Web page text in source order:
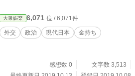
大衆娯楽 6,071 位 / 6,071件
外交 政治 現代日本
金持ち
感想数 0
文字数 3,513